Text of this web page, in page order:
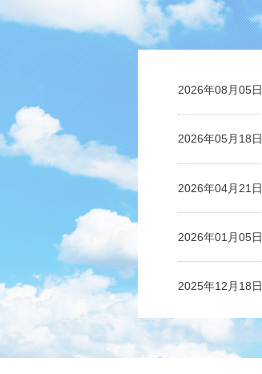
2026年08月05日
2026年05月18日
2026年04月21日
2026年01月05日
2025年12月18日